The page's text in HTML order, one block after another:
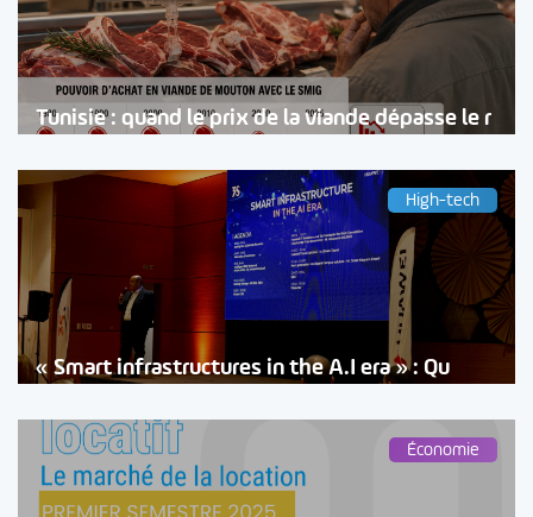
Tunisie : quand le prix de la viande dépasse le r
High-tech
« Smart infrastructures in the A.I era » : Qu
Économie